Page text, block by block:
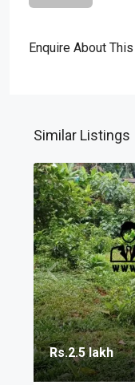
Enquire About
Similar Listings
Rs.2.5 lakh